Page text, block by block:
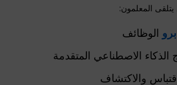
المعلمون:
الوظائف
الذكاء الاصطناعي المتقدمة
والاكتشاف